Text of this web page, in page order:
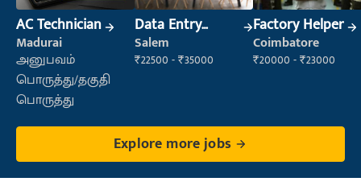
AC Technician
Madurai
அனுபவம்
பொருத்து/தகுதி
பொருத்து
Data Entry
Operator
Salem
₹22500 - ₹35000
Factory Helper
Coimbatore
₹20000 - ₹23000
Explore more jobs